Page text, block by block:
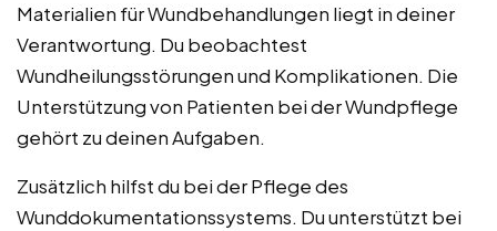
Materialien für Wundbehandlungen liegt in deiner
Verantwortung. Du beobachtest
Wundheilungsstörungen und Komplikationen. Die
Unterstützung von Patienten bei der Wundpflege
gehört zu deinen Aufgaben.
Zusätzlich hilfst du bei der Pflege des
Wunddokumentationssystems. Du unterstützt bei